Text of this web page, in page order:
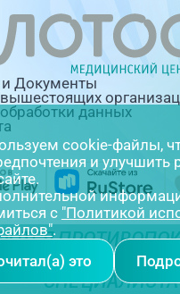
ул. Щербакова 2,
Документы
данных
СПЕЦИАЛИСТА
cookie-файлы,
и улучшить
с "Политикой
.
это